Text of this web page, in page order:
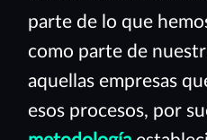
parte de lo que
como parte de
aquellas empresas
esos procesos, por